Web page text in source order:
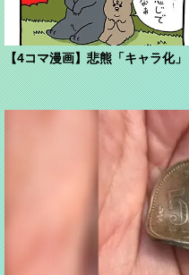
【4コマ漫画】悲熊「キャラ化」